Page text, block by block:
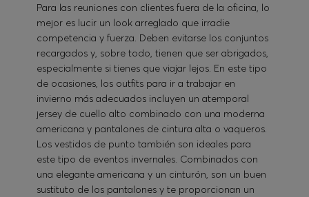
Para las reuniones con clientes fuera de la oficina, lo
mejor es lucir un look arreglado que irradie
competencia y fuerza. Deben evitarse los conjuntos
recargados y, sobre todo, tienen que ser abrigados,
especialmente si tienes que viajar lejos. En este tipo
de ocasiones, los outfits para ir a trabajar en
invierno más adecuados incluyen un atemporal
jersey de cuello alto combinado con una moderna
americana y pantalones de cintura alta o vaqueros.
Los vestidos de punto también son ideales para
este tipo de eventos invernales. Combinados con
una elegante americana y un cinturón, son un buen
sustituto de los pantalones y te proporcionan un